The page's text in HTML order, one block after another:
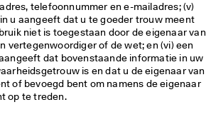
telefoonnummer en e-mailadres; (v)
u aangeeft dat u te goeder trouw meent
niet is toegestaan door de eigenaar van
vertegenwoordiger of de wet; en (vi) een
dat bovenstaande informatie in uw
is en dat u de eigenaar van
of bevoegd bent om namens de eigenaar
op te treden.